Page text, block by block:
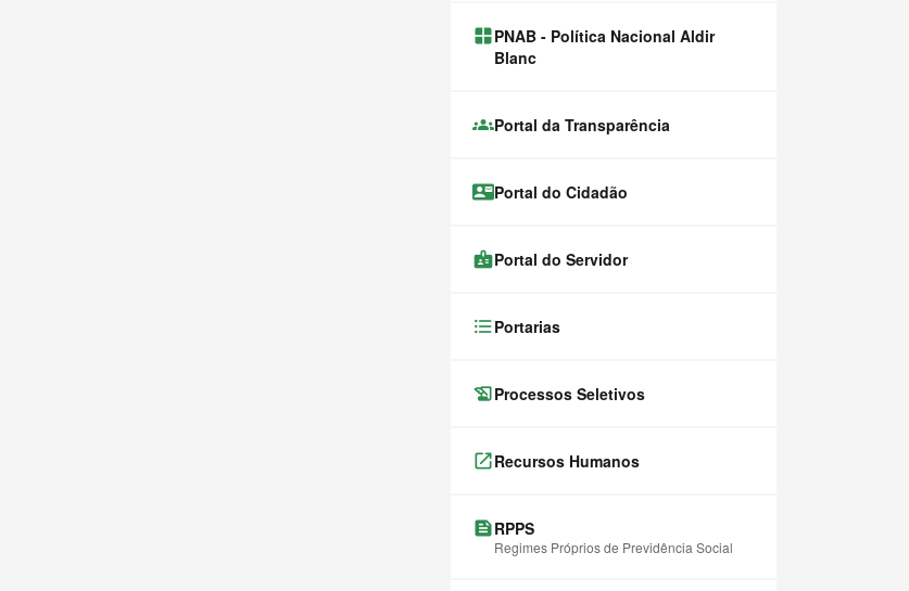
window.alert(
PNAB - Política Nacional Aldir
Blanc
groupsPortal da Transparência
contact_mailPortal do Cidadão
badgePortal do Servidor
format_list_bulletedPortarias
history_eduProcessos Seletivos
launchRecursos Humanos
feedRPPS
Regimes Próprios de Previdência Social